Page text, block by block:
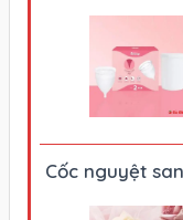
Cốc nguyệt